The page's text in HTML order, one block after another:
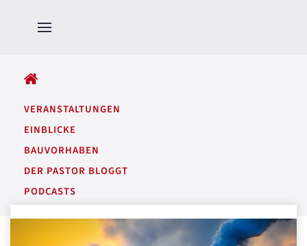
VERANSTALTUNGEN
EINBLICKE
BAUVORHABEN
DER PASTOR BLOGGT
PODCASTS